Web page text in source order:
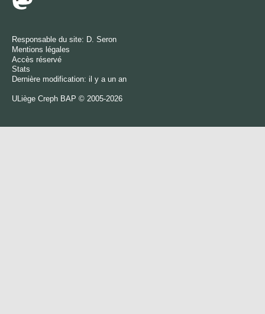
Responsable du site: D. Seron
Mentions légales
Accès réservé
Stats
Dernière modification: il y a un an
ULiège Creph BAP © 2005-2026